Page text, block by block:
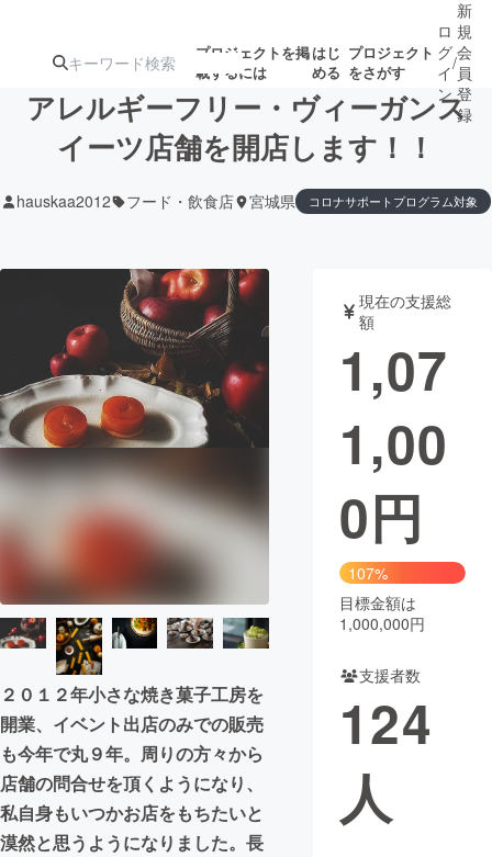
プロジェクトを掲
載するには
はじ
める
プロジェクト
をさがす
ジェクト
ターン
ジェクト
募集終了が近いプ
ロジェクト
もうすぐ公開
されます
アート・写真 音楽
テクノロジー・ガジェット ゲーム・サ
映像・映画
ビジネス・起業
まちづくり・地域活性化
CAMPFIRE for Social Good CAMPFIRE Creation
CAMPFIREふるさと納税machi-ya コミュニティ
ロ
グ
イ
ン
/
新
規
会
員
登
録
アレルギーフリー・ヴィーガンス
イーツ店舗を開店します！！
hauskaa2012 フード・飲食店 宮城県 コロナサポートプログラム対象
２０１２年小さな焼き菓子工房を
開業、イベント出店のみでの販売
も今年で丸９年。周りの方々から
店舗の問合せを頂くようになり、
私自身もいつかお店をもちたいと
漠然と思うようになりました。長
現在の支援総
額
1,07
1,00
0円
107%
目標金額は
1,000,000円
支援者数
124
人